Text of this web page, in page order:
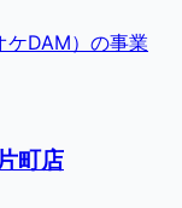
ケDAM）の事業
町店